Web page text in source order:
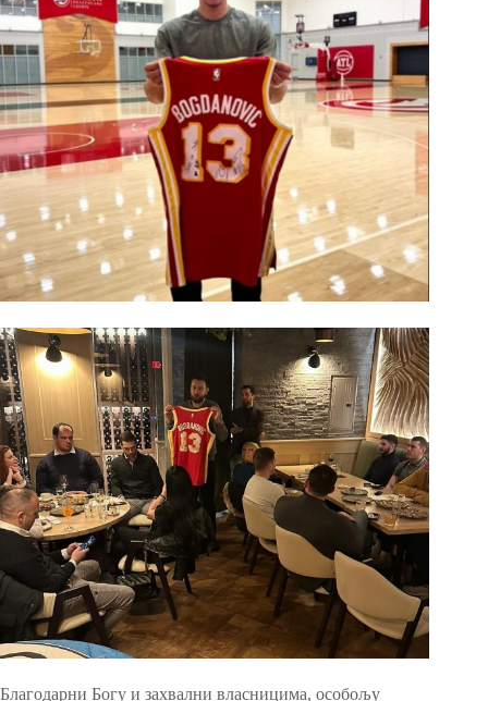
Благодарни Богу и захвални власницима, особољу